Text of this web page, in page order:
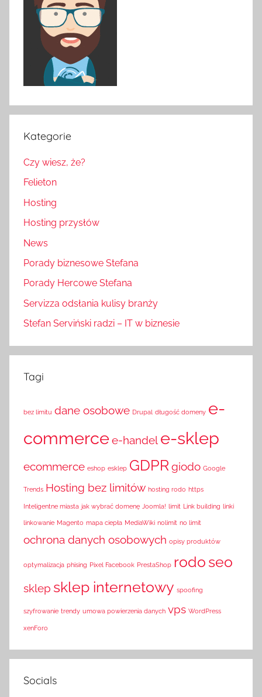
Kategorie
Czy wiesz, że?
Felieton
Hosting
Hosting przysłów
News
Porady biznesowe Stefana
Porady Hercowe Stefana
Servizza odsłania kulisy branży
Stefan Serviński radzi – IT w biznesie
Tagi
bez limitu dane osobowe Drupal długość domeny e-
commercee-handel e-sklep
ecommerce eshop esklep GDPRgiodo Google
Trends Hosting bez limitów hosting rodo https
Inteligentne miasta jak wybrać domenę Joomla! limit Link building linki
linkowanie Magento mapa ciepła MediaWiki nolimit no limit
ochrona danych osobowych opisy produktów
optymalizacja phising Pixel Facebook PrestaShop rodo seo
sklep sklep internetowy spoofing
szyfrowanie trendy umowa powierzenia danych vps WordPress
xenForo
Socials